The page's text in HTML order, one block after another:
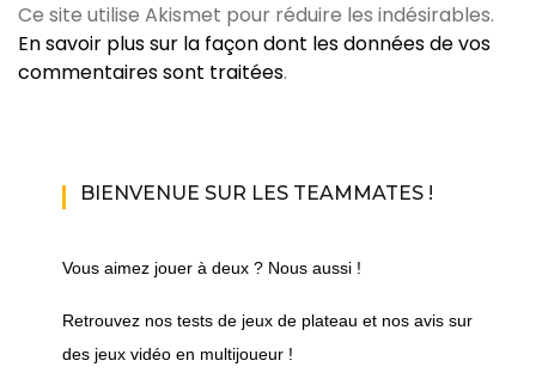
Ce site utilise Akismet pour réduire les indésirables.
En savoir plus sur la façon dont les données de vos
commentaires sont traitées.
BIENVENUE SUR LES TEAMMATES !
Vous aimez jouer à deux ? Nous aussi !
Retrouvez nos tests de jeux de plateau et nos avis sur
des jeux vidéo en multijoueur !